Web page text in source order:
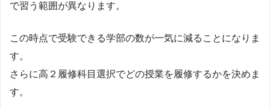
で習う範囲が異なります。
この時点で受験できる学部の数が一気に減ることになりま
す。
さらに高２履修科目選択でどの授業を履修するかを決めま
す。